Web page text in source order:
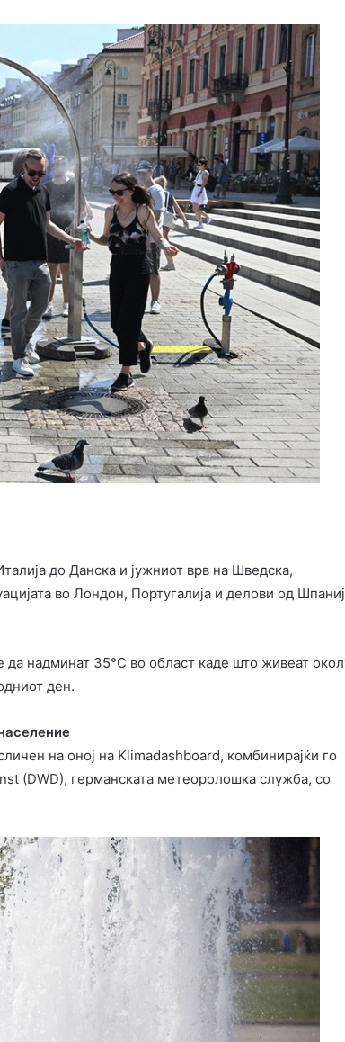
до Данска и јужниот врв на Шведска,
во Лондон, Португалија и делови од
надминат 35°C во област каде што живеат
ден.
на оној на Klimadashboard, комбинирајќи го
(DWD), германската метеоролошка служба, со